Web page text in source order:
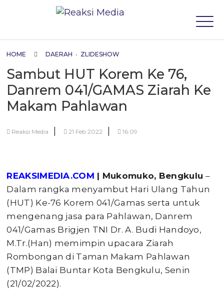
HOME DAERAH • ZLIDESHOW
Sambut HUT Korem Ke 76,
Danrem 041/GAMAS Ziarah Ke
Makam Pahlawan
Reaksi Media 21 Feb 2022 16:09
REAKSIMEDIA.COM | Mukomuko, Bengkulu –
Dalam rangka menyambut Hari Ulang Tahun
(HUT) Ke-76 Korem 041/Gamas serta untuk
mengenang jasa para Pahlawan, Danrem
041/Gamas Brigjen TNI Dr. A. Budi Handoyo,
M.Tr.(Han) memimpin upacara Ziarah
Rombongan di Taman Makam Pahlawan
(TMP) Balai Buntar Kota Bengkulu, Senin
(21/02/2022).